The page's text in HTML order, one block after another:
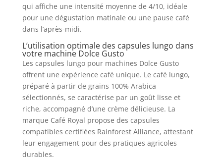
qui affiche une intensité moyenne de 4/10, idéale
pour une dégustation matinale ou une pause café
dans l’après-midi.
L’utilisation optimale des capsules lungo dans
votre machine Dolce Gusto
Les capsules lungo pour machines Dolce Gusto
offrent une expérience café unique. Le café lungo,
préparé à partir de grains 100% Arabica
sélectionnés, se caractérise par un goût lisse et
riche, accompagné d’une crème délicieuse. La
marque Café Royal propose des capsules
compatibles certifiées Rainforest Alliance, attestant
leur engagement pour des pratiques agricoles
durables.